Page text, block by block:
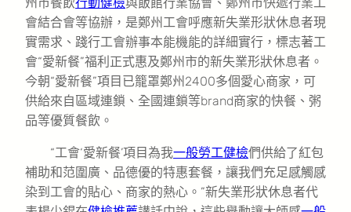
會結合會等協辦，是鄭州工會呼應新失業形狀休息者現
實需求、踐行工會辦事本能機能的詳細實行，標志著工
會“愛新餐”福利正式惠及鄭州市的新失業形狀休息者。
今朝“愛新餐”項目已籠罩鄭州2400多個愛心商家，可
供給來自區域連鎖、全國連鎖等brand商家的快餐、粥
品等優質餐飲。
“工會‘愛新餐’項目為我一般勞工健檢們供給了紅包
補助和范圍廣、品德優的特惠套餐，讓我們充足感觸感
染到工會的貼心、商家的熱心。”新失業形狀休息者代